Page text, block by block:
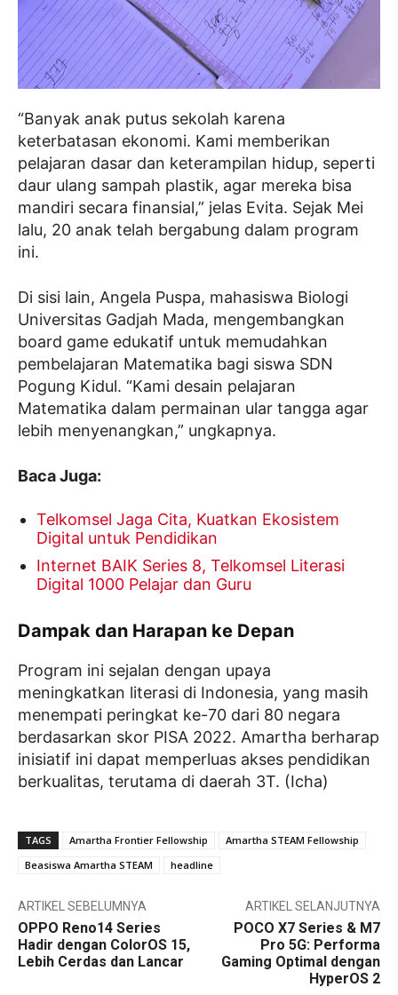
“Banyak anak putus sekolah karena
keterbatasan ekonomi. Kami memberikan
pelajaran dasar dan keterampilan hidup, seperti
daur ulang sampah plastik, agar mereka bisa
mandiri secara finansial,” jelas Evita. Sejak Mei
lalu, 20 anak telah bergabung dalam program
ini.
Di sisi lain, Angela Puspa, mahasiswa Biologi
Universitas Gadjah Mada, mengembangkan
board game edukatif untuk memudahkan
pembelajaran Matematika bagi siswa SDN
Pogung Kidul. “Kami desain pelajaran
Matematika dalam permainan ular tangga agar
lebih menyenangkan,” ungkapnya.
Baca Juga:
Telkomsel Jaga Cita, Kuatkan Ekosistem
Digital untuk Pendidikan
Internet BAIK Series 8, Telkomsel Literasi
Digital 1000 Pelajar dan Guru
Dampak dan Harapan ke Depan
Program ini sejalan dengan upaya
meningkatkan literasi di Indonesia, yang masih
menempati peringkat ke-70 dari 80 negara
berdasarkan skor PISA 2022. Amartha berharap
inisiatif ini dapat memperluas akses pendidikan
berkualitas, terutama di daerah 3T. (Icha)
TAGS Amartha Frontier Fellowship
Amartha STEAM Fellowship
Beasiswa Amartha STEAM
headline
ARTIKEL SEBELUMNYA
OPPO Reno14 Series
Hadir dengan ColorOS 15,
Lebih Cerdas dan Lancar
ARTIKEL SELANJUTNYA
POCO X7 Series & M7
Pro 5G: Performa
Gaming Optimal dengan
HyperOS 2